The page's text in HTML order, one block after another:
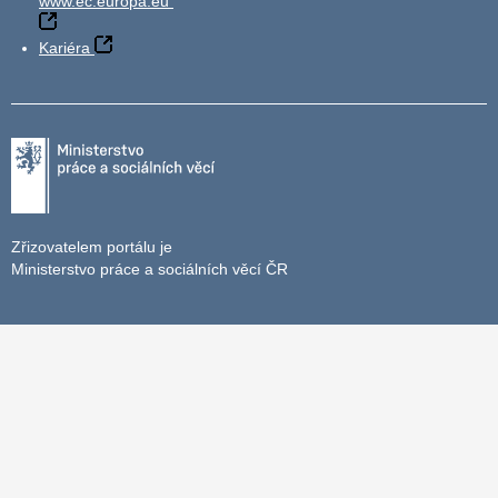
Kariéra
Zřizovatelem portálu je
Ministerstvo práce a sociálních věcí ČR